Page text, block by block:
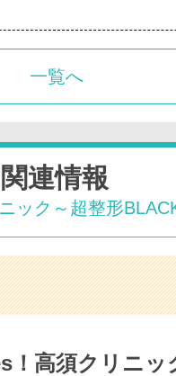
一覧へ
連情報
ック～超整形
！高須クリニ